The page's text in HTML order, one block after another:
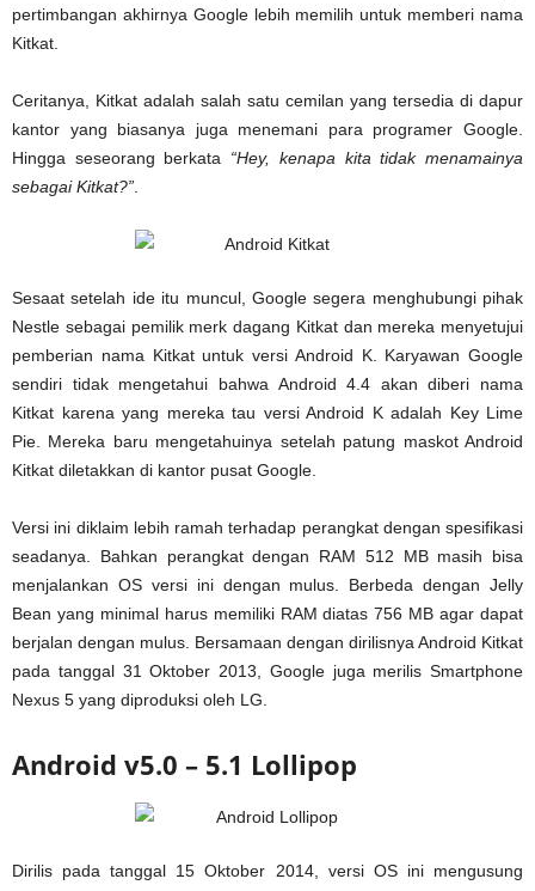
pertimbangan akhirnya Google lebih memilih untuk memberi nama
Kitkat.
Ceritanya, Kitkat adalah salah satu cemilan yang tersedia di dapur
kantor yang biasanya juga menemani para programer Google.
Hingga seseorang berkata “Hey, kenapa kita tidak menamainya
sebagai Kitkat?”.
Sesaat setelah ide itu muncul, Google segera menghubungi pihak
Nestle sebagai pemilik merk dagang Kitkat dan mereka menyetujui
pemberian nama Kitkat untuk versi Android K. Karyawan Google
sendiri tidak mengetahui bahwa Android 4.4 akan diberi nama
Kitkat karena yang mereka tau versi Android K adalah Key Lime
Pie. Mereka baru mengetahuinya setelah patung maskot Android
Kitkat diletakkan di kantor pusat Google.
Versi ini diklaim lebih ramah terhadap perangkat dengan spesifikasi
seadanya. Bahkan perangkat dengan RAM 512 MB masih bisa
menjalankan OS versi ini dengan mulus. Berbeda dengan Jelly
Bean yang minimal harus memiliki RAM diatas 756 MB agar dapat
berjalan dengan mulus. Bersamaan dengan dirilisnya Android Kitkat
pada tanggal 31 Oktober 2013, Google juga merilis Smartphone
Nexus 5 yang diproduksi oleh LG.
Android v5.0 – 5.1 Lollipop
Dirilis pada tanggal 15 Oktober 2014, versi OS ini mengusung